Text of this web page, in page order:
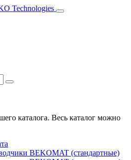
Technologies
каталога. Весь каталог можно
BEKOMAT (стандартные)